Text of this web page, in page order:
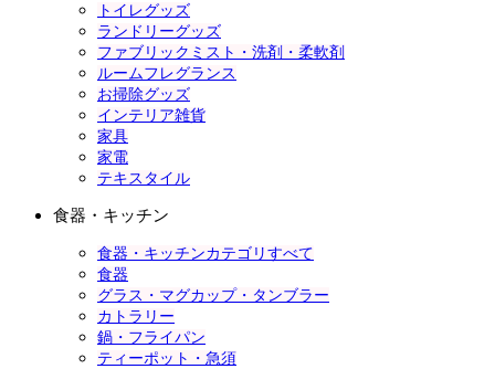
トイレグッズ
ランドリーグッズ
ファブリックミスト・洗剤・柔軟剤
ルームフレグランス
お掃除グッズ
インテリア雑貨
家具
家電
テキスタイル
食器・キッチン
食器・キッチンカテゴリすべて
食器
グラス・マグカップ・タンブラー
カトラリー
鍋・フライパン
ティーポット・急須